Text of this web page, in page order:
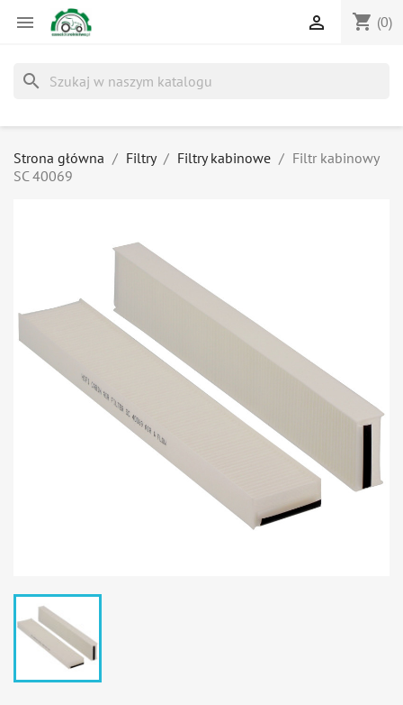
 shopping_cart (0)

search
Strona główna Filtry Filtry kabinowe
Filtr kabinowy
SC 40069